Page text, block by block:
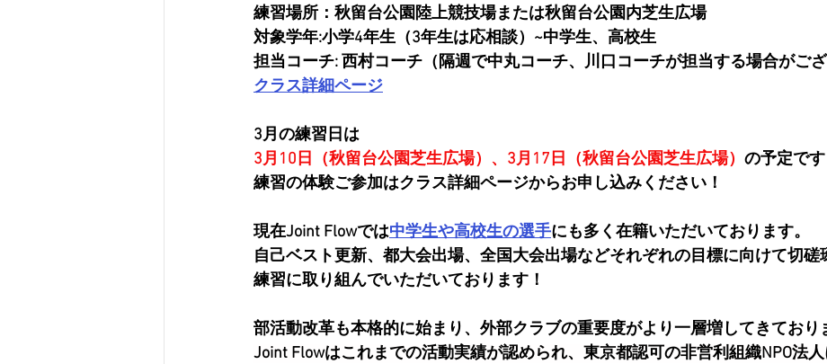
練習場所：秋留台公園陸上競技場または秋留台公園内芝生広場
対象学年:小学4年生（3年生は応相談）~中学生、高校生
担当コーチ: 西村コーチ（隔週で中丸コーチ、川口コーチが担当する場合がござ
クラス詳細ページ
3月の練習日は
3月10日（秋留台公園芝生広場）、3月17日（秋留台公園芝生広場） の予定です
練習の体験ご参加はクラス詳細ページからお申し込みください！
現在Joint Flowでは中学生や高校生の選手にも多く在籍いただいております。
自己ベスト更新、都大会出場、全国大会出場などそれぞれの目標に向けて切磋
練習に取り組んでいただいております！
部活動改革も本格的に始まり、外部クラブの重要度がより一層増してきており
Joint Flowはこれまでの活動実績が認められ、東京都認可の非営利組織NPO法